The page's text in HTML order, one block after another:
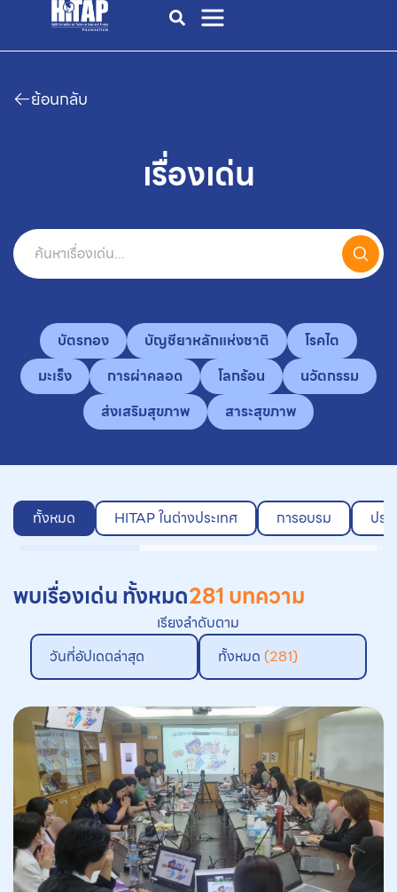
ย้อนกลับ
เรื่องเด่น
บัตรทอง บัญชียาหลักแห่งชาติ
โรคไต
มะเร็ง
การผ่าคลอด โลกร้อน
นวัตกรรม
ส่งเสริมสุขภาพ
สาระสุขภาพ
ทั้งหมด HITAP ในต่างประเทศ การอบรม ปร
พบเรื่องเด่น ทั้งหมด281 บทความ
เรียงลำดับตาม
วันที่อัปเดตล่าสุด
ทั้งหมด (281)